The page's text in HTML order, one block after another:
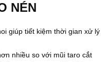
NÉN
giúp tiết kiệm thời gian xử lý
nhiều so với mũi taro cắt